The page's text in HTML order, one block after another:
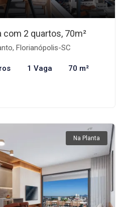
com 2 quartos, 70m²
Florianópolis-SC
1 Vaga 70 m²
Na Planta